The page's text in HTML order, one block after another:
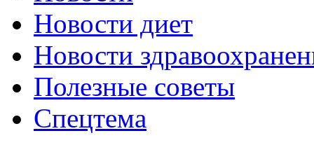
Новости диет
Новости
Полезные советы
Спецтема